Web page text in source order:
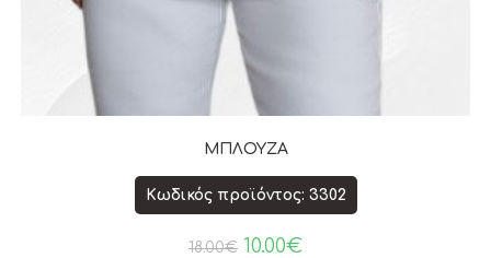
ΜΠΛΟΥΖΑ
Κωδικός προϊόντος: 3302
18.00€ 10.00€